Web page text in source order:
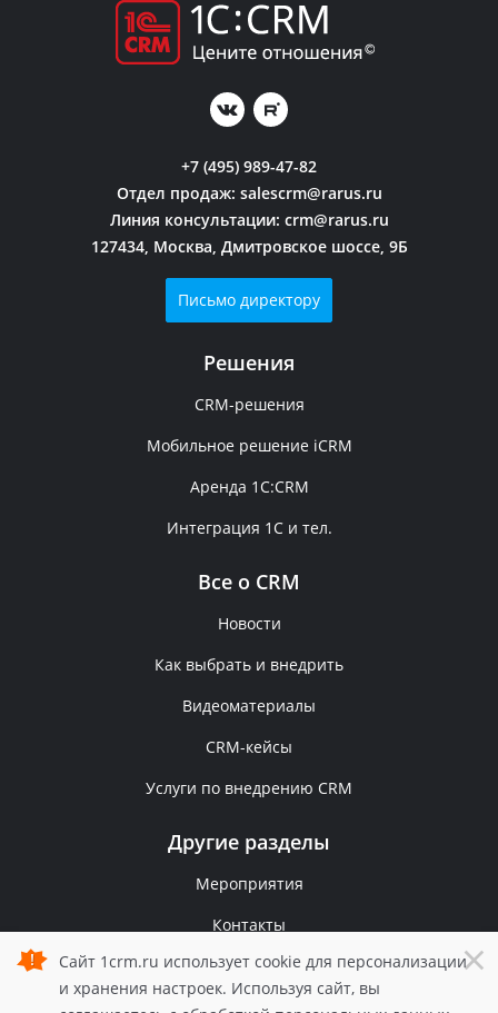
Сайт 1crm.ru использует cookie для персонализации
и хранения настроек. Используя сайт, вы
×
+7 (495) 989-47-82
Отдел продаж: salescrm@rarus.ru
Линия консультации: crm@rarus.ru
127434, Москва, Дмитровское шоссе, 9Б
Письмо директору
Решения
CRM-решения
Мобильное решение iCRM
Аренда 1C:CRM
Интеграция 1С и тел.
Все о CRM
Новости
Как выбрать и внедрить
Видеоматериалы
CRM-кейсы
Услуги по внедрению CRM
Другие разделы
Мероприятия
Контакты
Политика конфиденциальности
© 2006 — 2026 1С-Рарус.